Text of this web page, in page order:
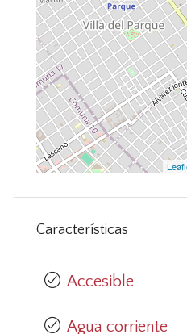
Características
Accesible
Agua corriente